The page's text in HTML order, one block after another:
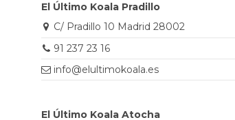
El Último Koala Pradillo
C/ Pradillo 10 Madrid 28002
91 237 23 16
info@elultimokoala.es
El Último Koala Atocha